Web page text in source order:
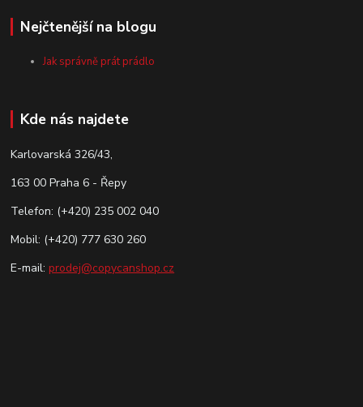
Nejčtenější na blogu
Jak správně prát prádlo
Kde nás najdete
Karlovarská 326/43,
163 00 Praha 6 - Řepy
Telefon: (+420) 235 002 040
Mobil: (+420) 777 630 260
E-mail: prodej@copycanshop.cz